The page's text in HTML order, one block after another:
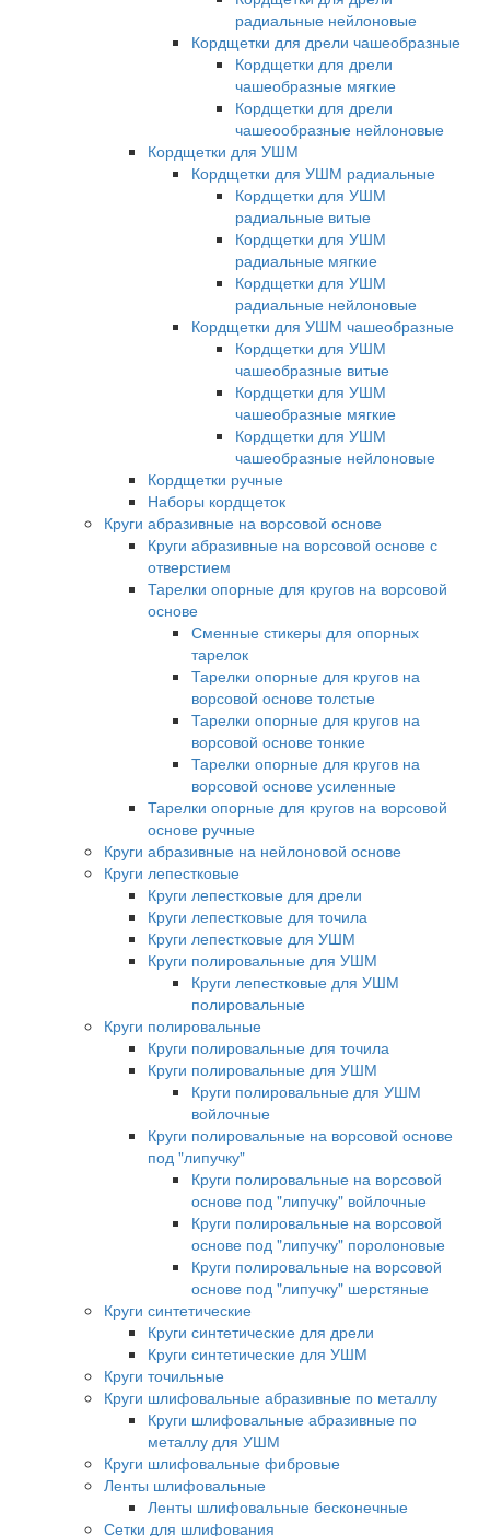
радиальные нейлоновые
Кордщетки для дрели чашеобразные
Кордщетки для дрели
чашеобразные мягкие
Кордщетки для дрели
чашеообразные нейлоновые
Кордщетки для УШМ
Кордщетки для УШМ радиальные
Кордщетки для УШМ
радиальные витые
Кордщетки для УШМ
радиальные мягкие
Кордщетки для УШМ
радиальные нейлоновые
Кордщетки для УШМ чашеобразные
Кордщетки для УШМ
чашеобразные витые
Кордщетки для УШМ
чашеобразные мягкие
Кордщетки для УШМ
чашеобразные нейлоновые
Кордщетки ручные
Наборы кордщеток
Круги абразивные на ворсовой основе
Круги абразивные на ворсовой основе с
отверстием
Тарелки опорные для кругов на ворсовой
основе
Сменные стикеры для опорных
тарелок
Тарелки опорные для кругов на
ворсовой основе толстые
Тарелки опорные для кругов на
ворсовой основе тонкие
Тарелки опорные для кругов на
ворсовой основе усиленные
Тарелки опорные для кругов на ворсовой
основе ручные
Круги абразивные на нейлоновой основе
Круги лепестковые
Круги лепестковые для дрели
Круги лепестковые для точила
Круги лепестковые для УШМ
Круги полировальные для УШМ
Круги лепестковые для УШМ
полировальные
Круги полировальные
Круги полировальные для точила
Круги полировальные для УШМ
Круги полировальные для УШМ
войлочные
Круги полировальные на ворсовой основе
под "липучку"
Круги полировальные на ворсовой
основе под "липучку" войлочные
Круги полировальные на ворсовой
основе под "липучку" поролоновые
Круги полировальные на ворсовой
основе под "липучку" шерстяные
Круги синтетические
Круги синтетические для дрели
Круги синтетические для УШМ
Круги точильные
Круги шлифовальные абразивные по металлу
Круги шлифовальные абразивные по
металлу для УШМ
Круги шлифовальные фибровые
Ленты шлифовальные
Ленты шлифовальные бесконечные
Сетки для шлифования